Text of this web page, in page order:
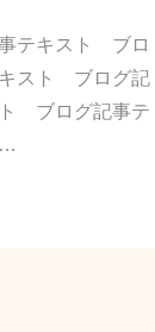
テキスト ブロ
スト ブログ記
ブログ記事テ